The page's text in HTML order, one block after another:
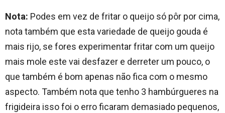
Nota: Podes em vez de fritar o queijo só pôr por cima,
nota também que esta variedade de queijo gouda é
mais rijo, se fores experimentar fritar com um queijo
mais mole este vai desfazer e derreter um pouco, o
que também é bom apenas não fica com o mesmo
aspecto. Também nota que tenho 3 hambúrgueres na
frigideira isso foi o erro ficaram demasiado pequenos,